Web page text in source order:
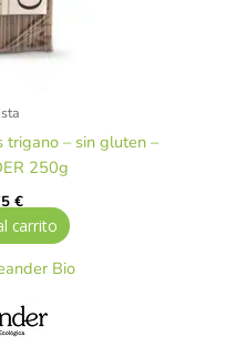
trigano – sin gluten –
250g
€
carrito
Bio